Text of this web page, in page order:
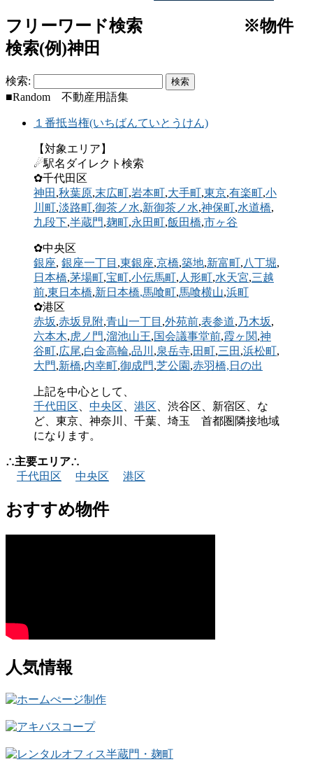
フリーワード検索 ※物件
検索(例)神田
検索:
■Random 不動産用語集
１番抵当権(いちばんていとうけん)
【対象エリア】
☄駅名ダイレクト検索
✿千代田区
神田 ,秋葉原,末広町,岩本町,大手町,東京,有楽町,小
川町,淡路町,御茶ノ水,新御茶ノ水,神保町,水道橋,
九段下,半蔵門,麹町,永田町,飯田橋,市ヶ谷
✿中央区
銀座, 銀座一丁目 ,東銀座,京橋,築地,新富町,八丁堀,
日本橋,茅場町,宝町,小伝馬町, 人形町,水天宮,三越
前,東日本橋,新日本橋,馬喰町,馬喰横山,浜町
✿港区
赤坂,赤坂見附,青山一丁目 ,外苑前,表参道,乃木坂,
六本木,虎ノ門,溜池山王,国会議事堂前,霞ヶ関,神
谷町,広尾,白金高輪,品川 ,泉岳寺,田町,三田 ,浜松町,
大門,新橋,内幸町,御成門,芝公園 ,赤羽橋, 日の出
上記を中心として、
千代田区
中央区 港区 、渋谷区、新宿区、な
ど、東京、神奈川、千葉、埼玉 首都圏隣接地域
になります。
∴主要エリア∴
千代田区
中央区 港区
おすすめ物件
人気情報